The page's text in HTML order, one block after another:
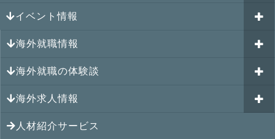
海外就職カウンセリング
はじめての海外就職セミナー
キャリアパスポートAI
GJJキャリア伴走プログラム
GJJキャリアコミュニティ
イベント情報
参加受付中のイベント
過去のイベント一覧
海外就職情報
アメリカの就職情報
カナダの就職情報
メキシコの就職情報
海外就職の体験談
海外就職その後の体験談
シンガポール就職の体験談
海外求人情報
シンガポールの求人
人材紹介サービス